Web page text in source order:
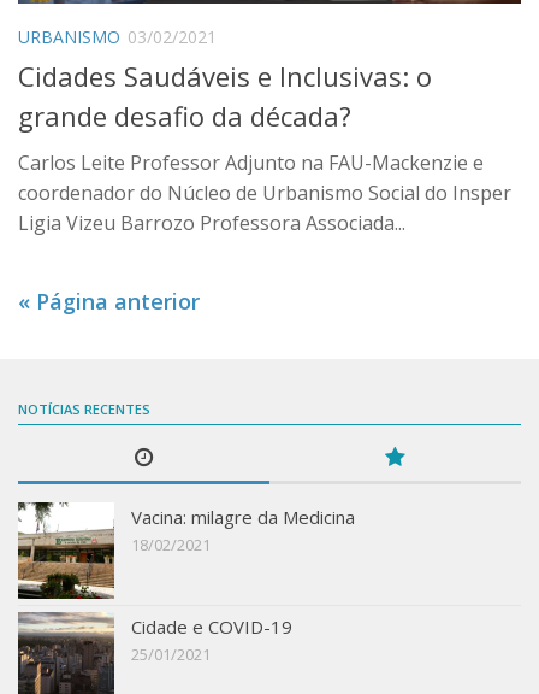
URBANISMO 03/02/2021
Cidades Saudáveis e Inclusivas: o
grande desafio da década?
Carlos Leite Professor Adjunto na FAU-Mackenzie e
coordenador do Núcleo de Urbanismo Social do Insper
Ligia Vizeu Barrozo Professora Associada...
« Página anterior
NOTÍCIAS RECENTES
Vacina: milagre da Medicina
18/02/2021
Cidade e COVID-19
25/01/2021